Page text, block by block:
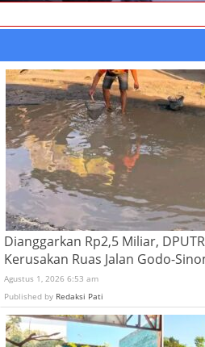
Dianggarkan Rp2,5 Miliar,
Kerusakan Ruas Jalan Godo-
Agustus 1, 2026 6:53 am
Published by Redaksi Pati